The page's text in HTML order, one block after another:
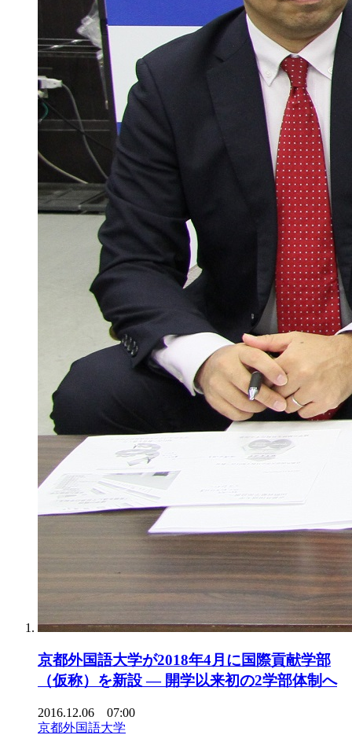
京都外国語大学が2018年4月に国際貢献学部
（仮称）を新設 — 開学以来初の2学部体制へ
2016.12.06 07:00
京都外国語大学